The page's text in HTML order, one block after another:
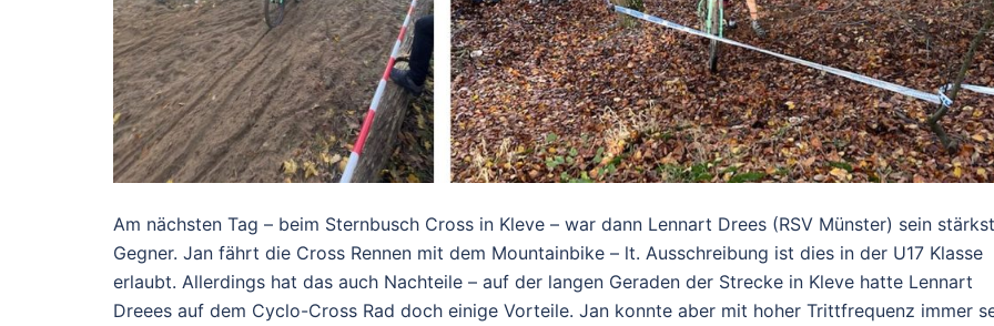
Am nächsten Tag – beim Sternbusch Cross in Kleve – war dann Lennart Drees (RSV Münster) sein
Gegner. Jan fährt die Cross Rennen mit dem Mountainbike – lt. Ausschreibung ist dies in der U17 Klasse
erlaubt. Allerdings hat das auch Nachteile – auf der langen Geraden der Strecke in Kleve hatte Lennart
Dreees auf dem Cyclo-Cross Rad doch einige Vorteile. Jan konnte aber mit hoher Trittfrequenz immer